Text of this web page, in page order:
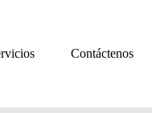
Contáctenos